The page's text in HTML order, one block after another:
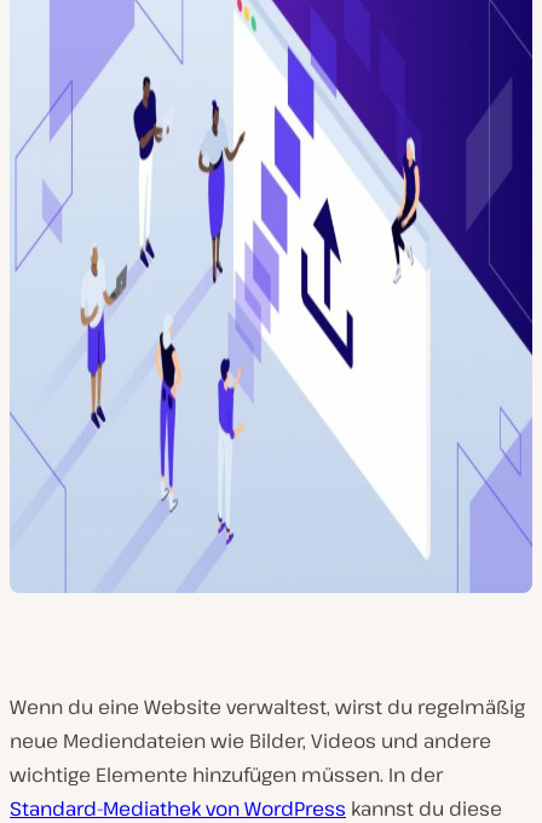
Wenn du eine Website verwaltest, wirst du regelmäßig
neue Mediendateien wie Bilder, Videos und andere
wichtige Elemente hinzufügen müssen. In der
Standard-Mediathek von WordPress kannst du diese